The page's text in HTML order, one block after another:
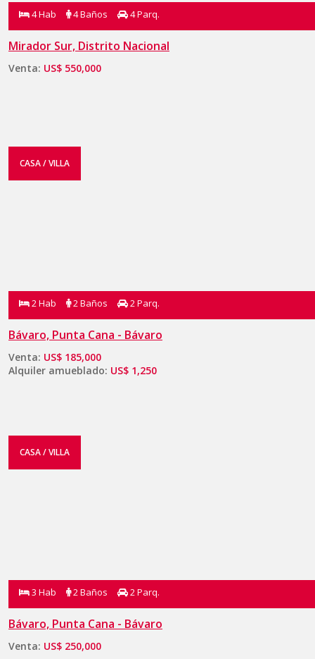
4 Hab 4 Baños 4 Parq.
Mirador Sur, Distrito Nacional
Venta: US$ 550,000
CASA / VILLA
2 Hab 2 Baños 2 Parq.
Bávaro, Punta Cana - Bávaro
Venta: US$ 185,000
Alquiler amueblado: US$ 1,250
CASA / VILLA
3 Hab 2 Baños 2 Parq.
Bávaro, Punta Cana - Bávaro
Venta: US$ 250,000